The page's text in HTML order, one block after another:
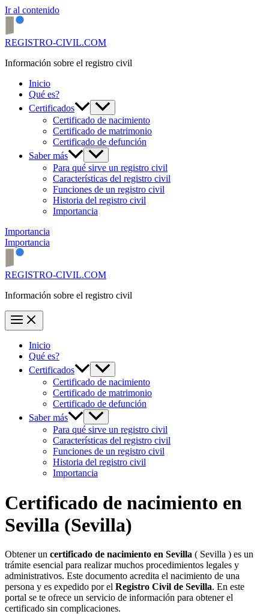
Ir al contenido
REGISTRO-CIVIL.COM
Información sobre el registro civil
Inicio
Qué es?
Certificados
Certificado de nacimiento
Certificado de matrimonio
Certificado de defunción
Saber más
Para qué sirve un registro civil
Características del registro civil
Funciones de un registro civil
Historia del registro civil
Importancia
Importancia
Importancia
REGISTRO-CIVIL.COM
Información sobre el registro civil
Inicio
Qué es?
Certificados
Certificado de nacimiento
Certificado de matrimonio
Certificado de defunción
Saber más
Para qué sirve un registro civil
Características del registro civil
Funciones de un registro civil
Historia del registro civil
Importancia
Certificado de nacimiento en
Sevilla (Sevilla)
Obtener un certificado de nacimiento en Sevilla ( Sevilla ) es un
trámite esencial para realizar muchos procedimientos legales y
administrativos. Este documento acredita el nacimiento de una
persona y es expedido por el Registro Civil de Sevilla. En este
portal se te ofrece un servicio de información para obtener el
certificado sin complicaciones.